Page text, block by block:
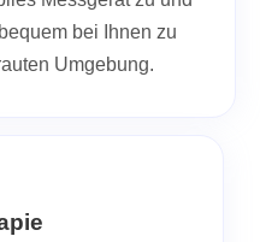
bei Ihnen zu
Umgebung.